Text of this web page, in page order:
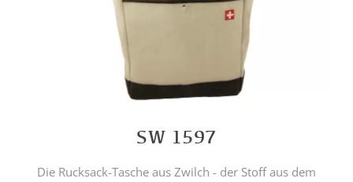
SW 1597
Die Rucksack-Tasche aus Zwilch - der Stoff aus dem